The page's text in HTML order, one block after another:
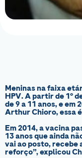
Meninas na faixa
HPV. A partir de 1º
de 9 a 11 anos, e em
Arthur Chioro, essa
Em 2014, a vacina
13 anos que ainda
vai ao posto, recebe
reforço”, explicou